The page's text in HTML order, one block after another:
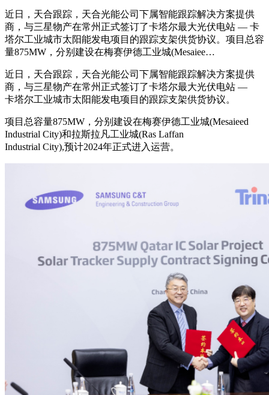
近日，天合跟踪，天合光能公司下属智能跟踪解决方案提供
商，与三星物产在常州正式签订了卡塔尔最大光伏电站 — 卡
塔尔工业城市太阳能发电项目的跟踪支架供货协议。项目总容
量875MW，分别建设在梅赛伊德工业城(Mesaiee…
近日，天合跟踪，天合光能公司下属智能跟踪解决方案提供
商，与三星物产在常州正式签订了卡塔尔最大光伏电站 —
卡塔尔工业城市太阳能发电项目的跟踪支架供货协议。
项目总容量875MW，分别建设在梅赛伊德工业城(Mesaieed
Industrial City)和拉斯拉凡工业城(Ras Laffan
Industrial City),预计2024年正式进入运营。